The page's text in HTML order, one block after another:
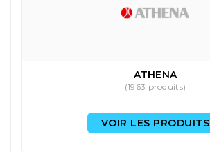
ATHENA
(1963 produits)
VOIR LES PRODUITS